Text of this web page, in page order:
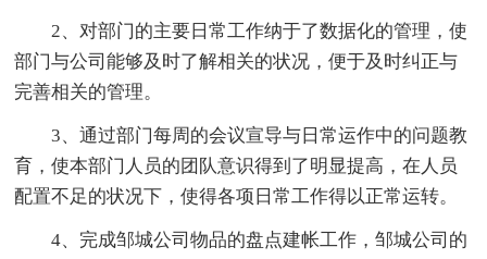
2、对部门的主要日常工作纳于了数据化的管理，使
部门与公司能够及时了解相关的状况，便于及时纠正与
完善相关的管理。
3、通过部门每周的会议宣导与日常运作中的问题教
育，使本部门人员的团队意识得到了明显提高，在人员
配置不足的状况下，使得各项日常工作得以正常运转。
4、完成邹城公司物品的盘点建帐工作，邹城公司的